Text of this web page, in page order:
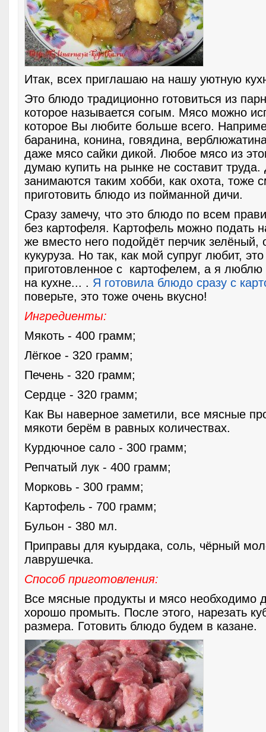
Итак, всех приглашаю на нашу уютную
Это блюдо традиционно готовиться из
которое называется согым. Мясо можно
которое Вы любите больше всего.
баранина, конина, говядина,
даже мясо сайки дикой. Любое мясо из
думаю купить на рынке не составит труда.
занимаются таким хобби, как охота, тоже
приготовить блюдо из пойманной дичи.
Сразу замечу, что это блюдо по всем
без картофеля. Картофель можно подать
же вместо него подойдёт перчик зелёный,
кукуруза. Но так, как мой супруг любит,
приготовленное с картофелем, а я люблю
на кухне... . Я готовила блюдо сразу с
поверьте, это тоже очень вкусно!
Ингредиенты:
Мякоть - 400 грамм;
Лёгкое - 320 грамм;
Печень - 320 грамм;
Сердце - 320 грамм;
Как Вы наверное заметили, все мясные
мякоти берём в равных количествах.
Курдючное сало - 300 грамм;
Репчатый лук - 400 грамм;
Морковь - 300 грамм;
Картофель - 700 грамм;
Бульон - 380 мл.
Приправы для куырдака, соль, чёрный
лаврушечка.
Способ приготовления:
Все мясные продукты и мясо необходимо
хорошо промыть. После этого, нарезать
размера. Готовить блюдо будем в казане.